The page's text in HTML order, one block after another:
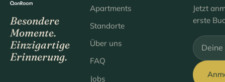
Besondere
Momente.
Einzigartige
Erinnerung.
Apartments
Standorte
Über uns
FAQ
Jobs
Jetzt
erste
Bitte